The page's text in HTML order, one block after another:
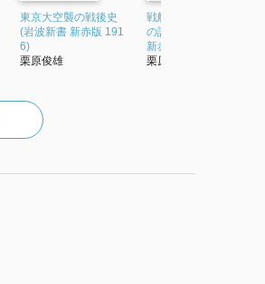
東京大空襲の戦後史
(岩波新書 新赤版 191
6)
栗原俊雄
戦艦大和 生還者たち
の証言から (岩波新書
新赤版1088)
栗原俊雄